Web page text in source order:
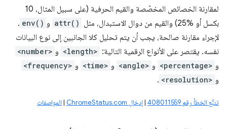
لمقارنة الخصائص المخصّصة والقيم الحرفية (على سبيل المثال، 10
بكسل أو %25) والقيم من دوال الاستبدال، مثل
attr() و env()
.
لإجراء مقارنة صالحة، يجب أن يتم تحليل كلا الجانبين إلى نوع البيانات
نفسه. يقتصر على الأنواع الرقمية التالية: <length> و <number>
و <percentage> و <angle> و <time> و <frequency>
و <resolution>
.
تتبُّع الخطأ رقم 408011559 |إدخال ChromeStatus.com |المواصفات